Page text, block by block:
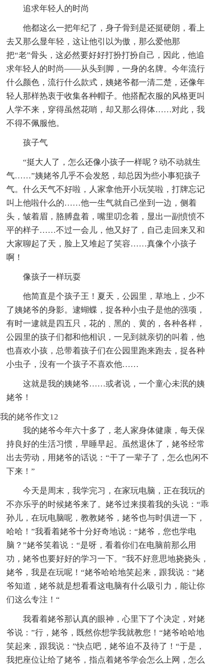
追求年轻人的时尚
他都这么一把年纪了，身子骨到是还挺硬朗，看上
去又那么显年轻，这让他引以为傲，那么爱他那
把“老”骨头，这必然要好好打扮打扮自己，因此，他追
求年轻人的时尚——从头到脚，一身的名牌。今年流行
什么颜色，流行什么款式，姨姥爷都一清二楚，还像年
轻人那样热衷于收集各种帽子。他搭配衣服的风格更叫
人学不来，穿得虽然花哨，却又那么得体……对此，我
不得不佩服他。
孩子气
“挺大人了，怎么还像小孩子一样呢？动不动就生
气……”姨姥爷几乎不会发怒，却总因为些小事犯孩子
气。什么天气不好啦，人家拿他开小玩笑啦，打牌忘记
叫上他啦什么的……他一生气就自己坐到一边，侧着
头，皱着眉，胳膊盘着，嘴里叨念着，显出一副愤愤不
平的样子……不过一会儿，他又好了，自己走回来又和
大家聊起了天，脸上又堆起了笑容……真像个小孩子
啊！
像孩子一样玩耍
他简直是个孩子王！夏天，公园里，草地上，少不
了姨姥爷的身影。逮蝴蝶，捉各种小虫子是他的强项，
有时一逮就是四五只，花的﹑黑的﹑黄的，各种各样，
公园里的孩子们都和他相识，一见到就亲切的叫着，他
也喜欢小孩，总带着孩子们在公园里跑来跑去，捉各种
小虫子，没有一个孩子不喜欢他……
这就是我的姨姥爷……或者说，一个童心未泯的姨
姥爷！
我的姥爷作文12
我的姥爷今年六十多了，老人家身体健康，每天保
持良好的生活习惯，早睡早起。虽然退休了，姥爷经常
出去劳动，用姥爷的话说：“干了一辈子了，怎么也闲不
下来！”
今天是周末，我学完习，在家玩电脑，正在我玩的
不亦乐乎的时候姥爷来了。姥爷过来摸着我的头说：“乖
孙儿，在玩电脑呢，教教姥爷，姥爷也与时俱进一下，
哈哈！”我看着姥爷十分好奇地说：“姥爷，您也学电
脑？”姥爷笑着说：“是呀，看着你们在电脑前那么用
功，姥爷也要好好的学习一下。”我不好意思地挠挠头，
姥爷，我是在玩呢！“姥爷哈哈地笑起来，跟我说：”姥
爷知道，姥爷就是想看看这电脑有什么吸引力，能让你
们这么专注！“
我看着姥爷那认真的眼神，心里下了个决定，对姥
爷说：”行，姥爷，既然你想学我就教您！“姥爷哈哈地
笑起来，跟我说：”快点吧，姥爷迫不及待了！“于是，
我把座位让给了姥爷，指点着姥爷学会怎么上网，怎么